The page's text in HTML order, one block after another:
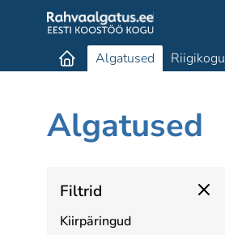
Algatused Riigikogu
Algatused
Filtrid
Kiirpäringud